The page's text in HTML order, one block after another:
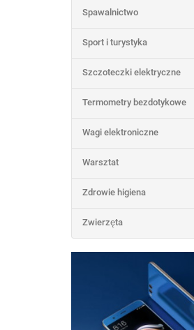
Spawalnictwo
Sport i turystyka
Szczoteczki elektryczne
Termometry bezdotykowe
Wagi elektroniczne
Warsztat
Zdrowie higiena
Zwierzęta